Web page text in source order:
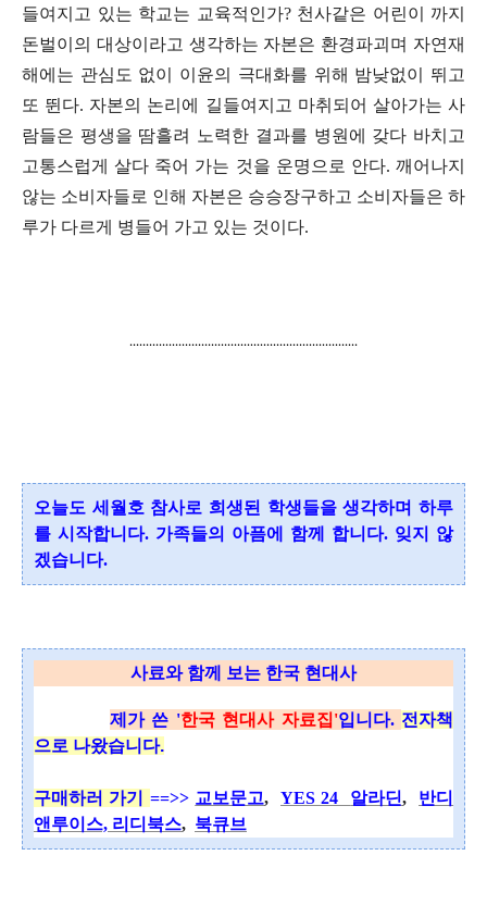
들여지고 있는 학교는 교육적인가? 천사같은 어린이 까지
돈벌이의 대상이라고 생각하는 자본은 환경파괴며 자연재
해에는 관심도 없이 이윤의 극대화를 위해 밤낮없이 뛰고
또 뛴다. 자본의 논리에 길들여지고 마취되어 살아가는 사
람들은 평생을 땀흘려 노력한 결과를 병원에 갖다 바치고
고통스럽게 살다 죽어 가는 것을 운명으로 안다. 깨어나지
않는 소비자들로 인해 자본은 승승장구하고 소비자들은 하
루가 다르게 병들어 가고 있는 것이다.
......................................................................
오늘도 세월호 참사로 희생된 학생들을 생각하며 하루
를 시작합니다. 가족들의 아픔에 함께 합니다. 잊지 않
겠습니다.
사료와 함께 보는 한국 현대사
제가 쓴 '한국 현대사 자료집'입니다. 전자책
으로 나왔습니다.
구매하러 가기 ==>> 교보문고,YES 24 알라딘, 반디
앤루이스, 리디북스, 북큐브